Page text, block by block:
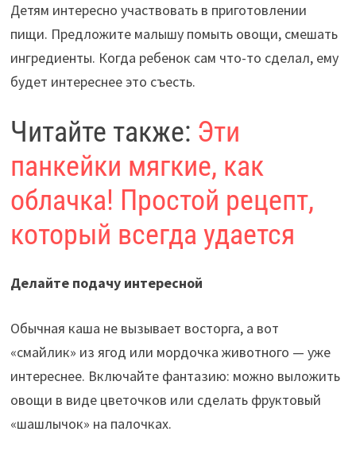
Детям интересно участвовать в приготовлении
пищи. Предложите малышу помыть овощи, смешать
ингредиенты. Когда ребенок сам что-то сделал, ему
будет интереснее это съесть.
Читайте также: Эти
панкейки мягкие, как
облачка! Простой рецепт,
который всегда удается
Делайте подачу интересной
Обычная каша не вызывает восторга, а вот
«смайлик» из ягод или мордочка животного — уже
интереснее. Включайте фантазию: можно выложить
овощи в виде цветочков или сделать фруктовый
«шашлычок» на палочках.